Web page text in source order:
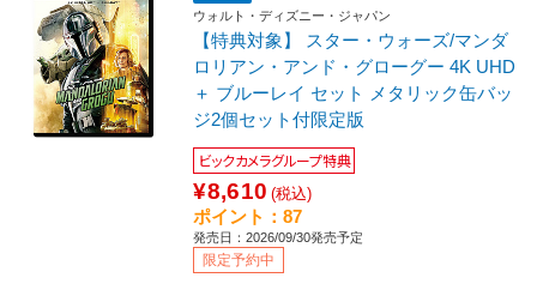
ウォルト・ディズニー・ジャパン
【特典対象】 スター・ウォーズ/マンダ
ロリアン・アンド・グローグー 4K UHD
＋ ブルーレイ セット メタリック缶バッ
ジ2個セット付限定版
ビックカメラグループ特典
¥8,610 (税込)
ポイント：87
発売日：2026/09/30発売予定
限定予約中